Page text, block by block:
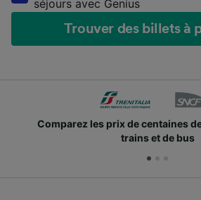
séjours avec Genius
Trouver des billets à
de compagnies de
Des